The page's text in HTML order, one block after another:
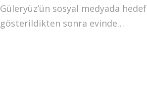
Güleryüz’ün sosyal medyada hedef
gösterildikten sonra evinde…